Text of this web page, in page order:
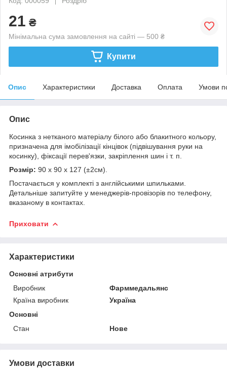
21 ₴
Мінімальна сума замовлення на сайті — 500 ₴
Купити
Опис Характеристики Доставка Оплата Умови
Опис
Косинка з нетканого матеріалу білого або блакитного кольору,
призначена для імобілізації кінцівок (підвішування руки на
косинку), фіксації перев'язки, закріплення шин і т. п.
Розмір: 90 х 90 х 127 (±2см).
Постачається у комплекті з англійськими шпильками.
Детальніше запитуйте у менеджерів-провізорів по телефону,
вказаному в контактах.
Приховати
Характеристики
Основні атрибути
Виробник
Фарммедальянс
Країна виробник
Україна
Основні
Стан
Нове
Умови доставки